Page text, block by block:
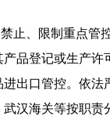
止、限制重点管
品登记或生产
出口管控。依
汉海关等按职责